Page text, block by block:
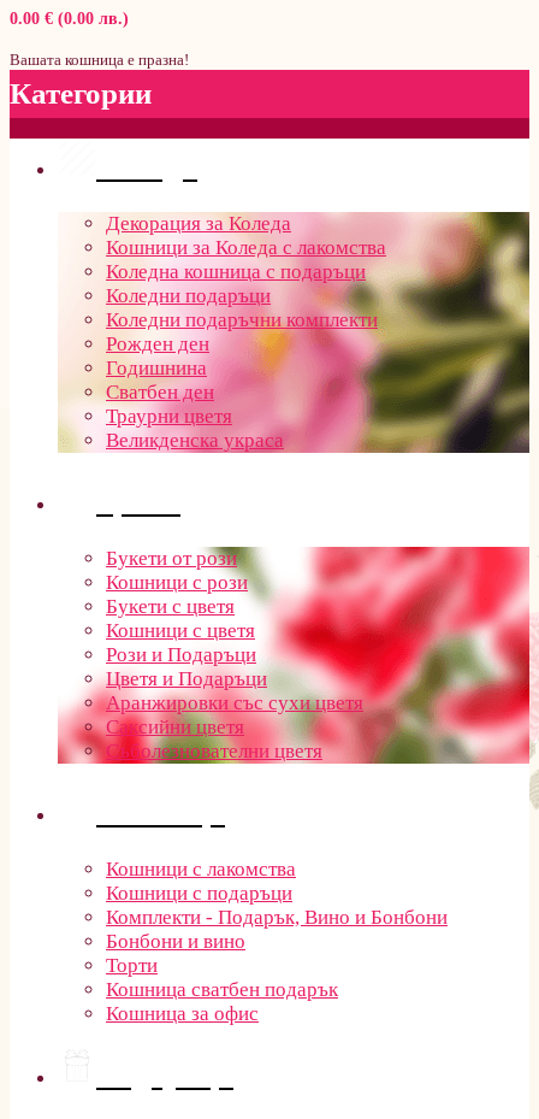
0.00 € (0.00 лв.)
Вашата кошница е празна!
Категории
Декорация за Коледа
Кошници за Коледа с лакомства
Коледна кошница с подаръци
Коледни подаръци
Коледни подаръчни комплекти
Рожден ден
Годишнина
Сватбен ден
Траурни цветя
Великденска украса
Букети от рози
Кошници с рози
Букети с цветя
Кошници с цветя
Рози и Подаръци
Цветя и Подаръци
Аранжировки със сухи цветя
Саксийни цветя
Съболезнователни цветя
Кошници с лакомства
Кошници с подаръци
Комплекти - Подарък, Вино и Бонбони
Бонбони и вино
Торти
Кошница сватбен подарък
Кошница за офис